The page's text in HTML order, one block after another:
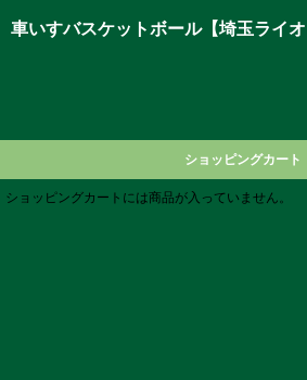
車いすバスケットボール【埼玉ライ
ショッピングカート
ショッピングカートには商品が入っていません。